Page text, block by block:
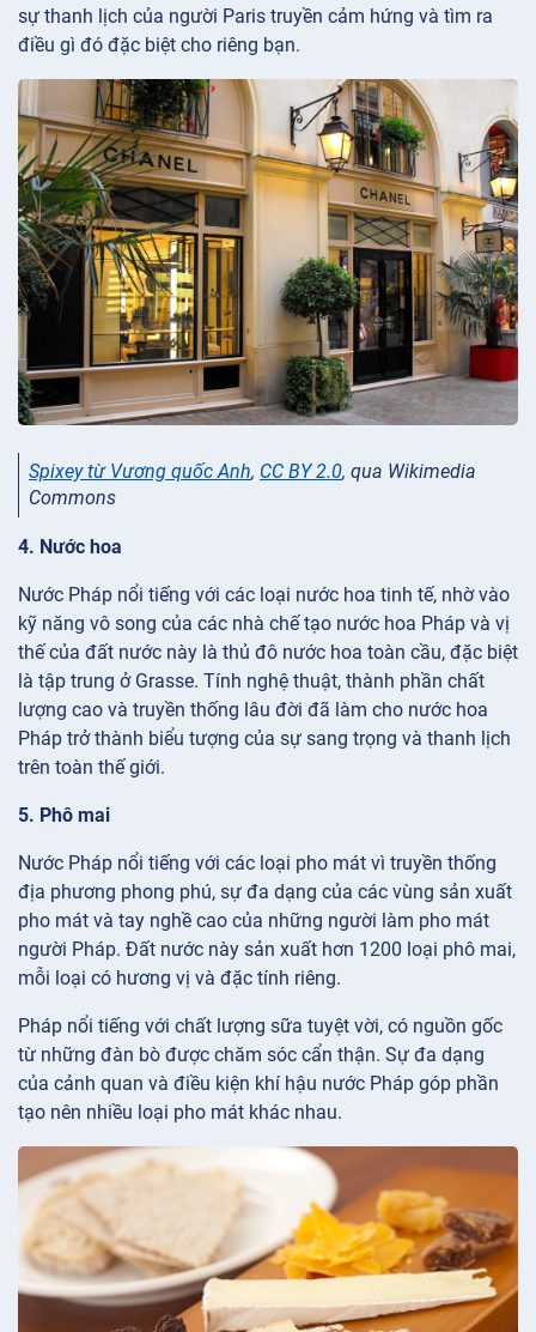
sự thanh lịch của người Paris truyền cảm hứng và tìm ra
điều gì đó đặc biệt cho riêng bạn.
Spixey từ Vương quốc Anh, CC BY 2.0, qua Wikimedia
Commons
4. Nước hoa
Nước Pháp nổi tiếng với các loại nước hoa tinh tế, nhờ vào
kỹ năng vô song của các nhà chế tạo nước hoa Pháp và vị
thế của đất nước này là thủ đô nước hoa toàn cầu, đặc biệt
là tập trung ở Grasse. Tính nghệ thuật, thành phần chất
lượng cao và truyền thống lâu đời đã làm cho nước hoa
Pháp trở thành biểu tượng của sự sang trọng và thanh lịch
trên toàn thế giới.
5. Phô mai
Nước Pháp nổi tiếng với các loại pho mát vì truyền thống
địa phương phong phú, sự đa dạng của các vùng sản xuất
pho mát và tay nghề cao của những người làm pho mát
người Pháp. Đất nước này sản xuất hơn 1200 loại phô mai,
mỗi loại có hương vị và đặc tính riêng.
Pháp nổi tiếng với chất lượng sữa tuyệt vời, có nguồn gốc
từ những đàn bò được chăm sóc cẩn thận. Sự đa dạng
của cảnh quan và điều kiện khí hậu nước Pháp góp phần
tạo nên nhiều loại pho mát khác nhau.